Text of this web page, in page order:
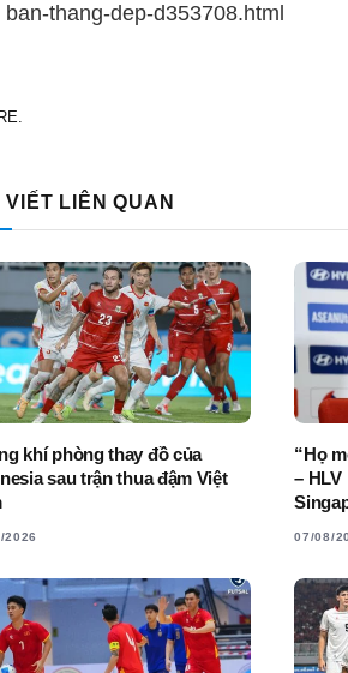
ban-thang-dep-d353708.html
VIẾT LIÊN QUAN
khí phòng thay đồ của
sau trận thua đậm Việt
2026
“Họ
– HLV
07/08/